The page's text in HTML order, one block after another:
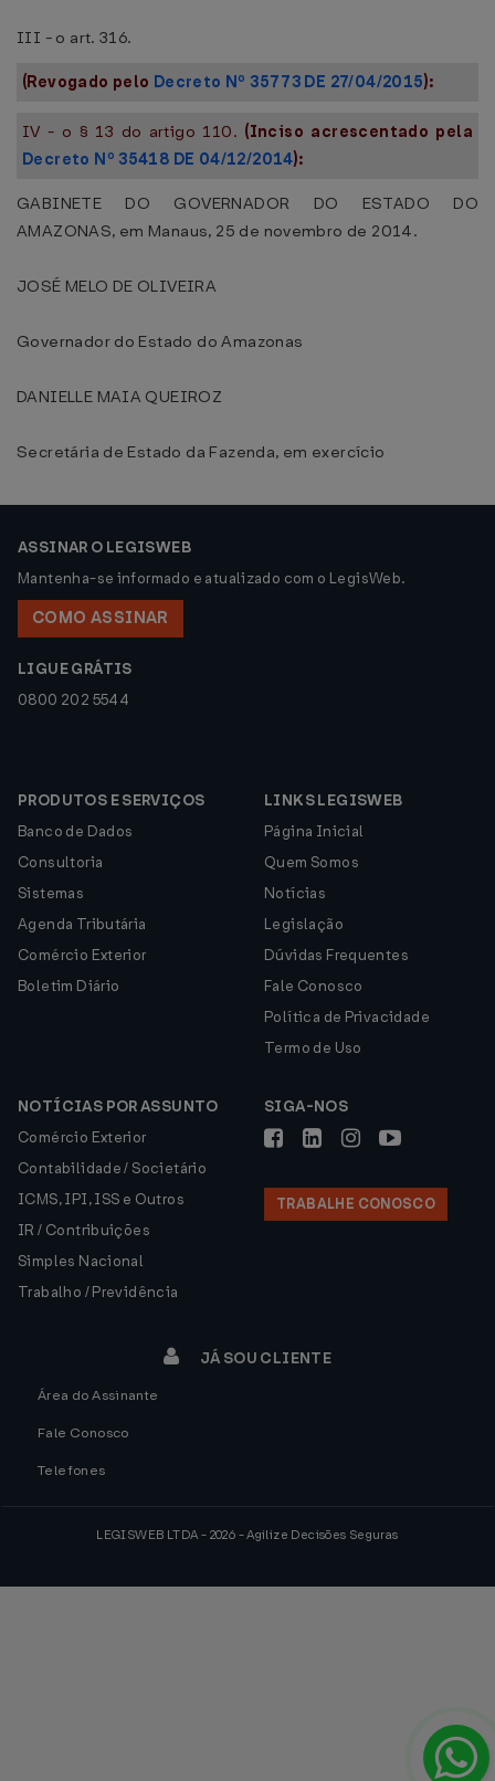
III - o art. 316.
(Revogado pelo Decreto Nº 35773 DE 27/04/2015):
IV - o § 13 do artigo 110. (Inciso acrescentado pela
Decreto Nº 35418 DE 04/12/2014):
GABINETE DO GOVERNADOR DO ESTADO DO
AMAZONAS, em Manaus, 25 de novembro de 2014.
JOSÉ MELO DE OLIVEIRA
Governador do Estado do Amazonas
DANIELLE MAIA QUEIROZ
Secretária de Estado da Fazenda, em exercício
ASSINAR O LEGISWEB
Mantenha-se informado e atualizado com o LegisWeb.
COMO ASSINAR
LIGUE GRÁTIS
0800 202 5544
PRODUTOS E SERVIÇOS
Banco de Dados
Consultoria
Sistemas
Agenda Tributária
Comércio Exterior
Boletim Diário
LINKS LEGISWEB
Página Inicial
Quem Somos
Notícias
Legislação
Dúvidas Frequentes
Fale Conosco
Política de Privacidade
Termo de Uso
NOTÍCIAS POR ASSUNTO
Comércio Exterior
Contabilidade / Societário
ICMS, IPI, ISS e Outros
IR / Contribuições
Simples Nacional
Trabalho / Previdência
SIGA-NOS
TRABALHE CONOSCO
JÁ SOU CLIENTE
Área do Assinante
Fale Conosco
Telefones
LEGISWEB LTDA - 2026 - Agilize Decisões Seguras